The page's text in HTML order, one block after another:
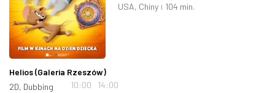
USA, Chiny | 104 min.
Helios (Galeria Rzeszów)
2D, Dubbing
10:00 14:00